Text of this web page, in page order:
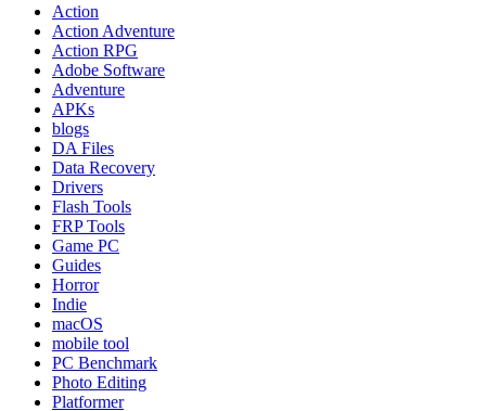
Action
Action Adventure
Action RPG
Adobe Software
Adventure
APKs
blogs
DA Files
Data Recovery
Drivers
Flash Tools
FRP Tools
Game PC
Guides
Horror
Indie
macOS
mobile tool
PC Benchmark
Photo Editing
Platformer